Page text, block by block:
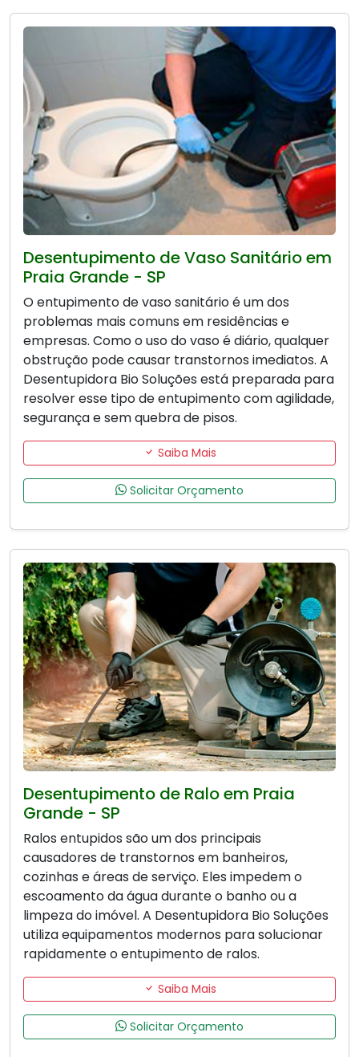
Desentupimento de Vaso Sanitário em
Praia Grande - SP
O entupimento de vaso sanitário é um dos
problemas mais comuns em residências e
empresas. Como o uso do vaso é diário, qualquer
obstrução pode causar transtornos imediatos. A
Desentupidora Bio Soluções está preparada para
resolver esse tipo de entupimento com agilidade,
segurança e sem quebra de pisos.
Saiba Mais
Solicitar Orçamento
Desentupimento de Ralo em Praia
Grande - SP
Ralos entupidos são um dos principais
causadores de transtornos em banheiros,
cozinhas e áreas de serviço. Eles impedem o
escoamento da água durante o banho ou a
limpeza do imóvel. A Desentupidora Bio Soluções
utiliza equipamentos modernos para solucionar
rapidamente o entupimento de ralos.
Saiba Mais
Solicitar Orçamento